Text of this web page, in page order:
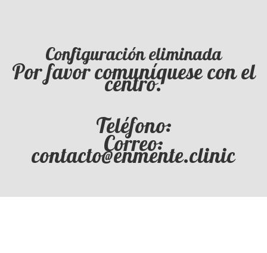
Configuración eliminada
Por favor comuníquese con el
centro.
Teléfono:
Correo:
contacto@enmente.clinic